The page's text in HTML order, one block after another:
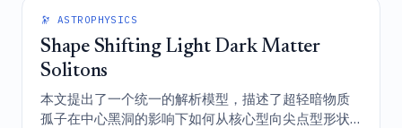
🔭 ASTROPHYSICS
Shape Shifting Light Dark Matter
Solitons
本文提出了一个统一的解析模型，描述了超轻暗物质
孤子在中心黑洞的影响下如何从核心型向尖点型形状